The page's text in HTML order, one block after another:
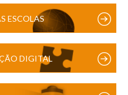
ESCOLAS
DIGITAL